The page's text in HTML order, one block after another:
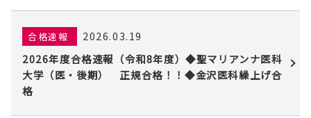
合格速報
2026.03.19
2026年度合格速報（令和8年度）◆聖マリアンナ医科
大学（医・後期） 正規合格！！◆金沢医科繰上げ合
格